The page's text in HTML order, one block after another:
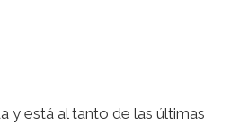
y está al tanto de las últimas